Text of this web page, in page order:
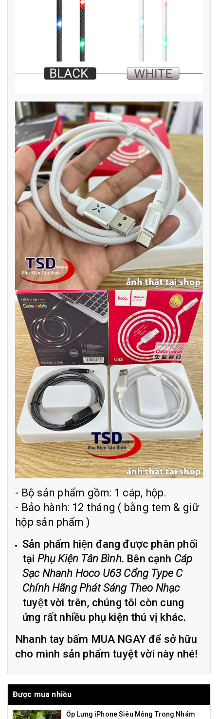
- Bộ sản phẩm gồm: 1 cáp, hộp.
- Bảo hành: 12 tháng ( bằng tem & giữ
hộp sản phẩm )
Sản phẩm hiện đang được phân phối
tại Phụ Kiện Tân Bình. Bên cạnh Cáp
Sạc Nhanh Hoco U63 Cổng Type C
Chính Hãng Phát Sáng Theo Nhạc
tuyệt vời trên, chúng tôi còn cung
ứng rất nhiều phụ kiện thú vị khác.
Nhanh tay bấm MUA NGAY để sở hữu
cho mình sản phẩm tuyệt vời này nhé!
Được mua nhiều
Ốp Lưng iPhone Siêu Mỏng Trong Nhám